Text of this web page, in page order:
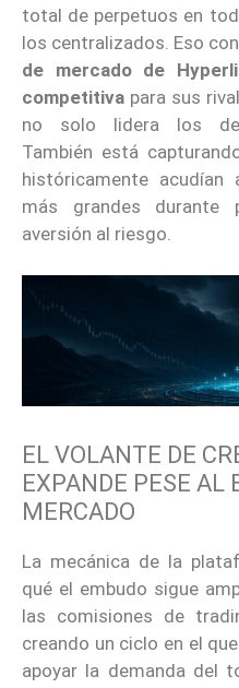
total de perpetuos en
los centralizados. Eso
de mercado de
competitiva para sus
no solo lidera los
También está
históricamente acudían
más grandes durante
aversión al riesgo.
EL VOLANTE DE
EXPANDE PESE AL
MERCADO
La mecánica de la
qué el embudo sigue
las comisiones de
creando un ciclo en el
apoyar la demanda del